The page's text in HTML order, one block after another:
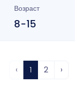
Возраст
8-15
‹ 1 2 ›